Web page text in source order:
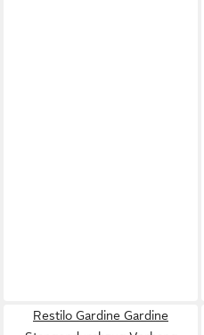
Restilo Gardine Gardine